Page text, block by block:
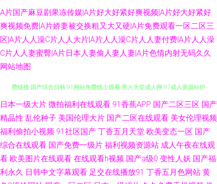
A片国产麻豆剧果冻传媒|A片好大好紧好爽视频|A片好大好紧好
爽视频免费|A片娇妻被交换粗又大又硬|A片免费观看一区二区三
区|A片人人澡C片人人大片|A片人人澡C片人人妻付费|A片人人澡
C片人人妻蜜臀|A片日本人妻偷人妻人妻|A片色情内射无码久久
网站地图
欧美日韩sss 91欧美色色 少妇精品一区二区三区 91视频在线手机播放 91免
费链接 国产综合日韩 91网站免费线上观看 男人天堂成人网 97成人资源站护
士 久久福利国产 人人插人人插AV 91后入美女蜜桃 欧美a在线 91中日视频 先
锋影音自拍 Www国产91视频 日本女黄免费 91日日夜 国产精品久久自啪 五
日本一级大片 微拍福利在线观看 91香蕉APP 国产二区三区 国产
精品性 乱伦种子 美国伦理大片 国产二区在线观看 美女伦理视频
福利偷拍小视频 91社区国产 丁香五月天堂 欧美变态一区 国产
综合在线观看 国产免费一级片 福利视频资源站 成人午夜在线观
看 欧美图片在线观看 在线观看h视频 国产a级0 变性人妖 国产福
利永久 日韩中文字幕观看 足交在线播放91 丁香五月色网站 黄